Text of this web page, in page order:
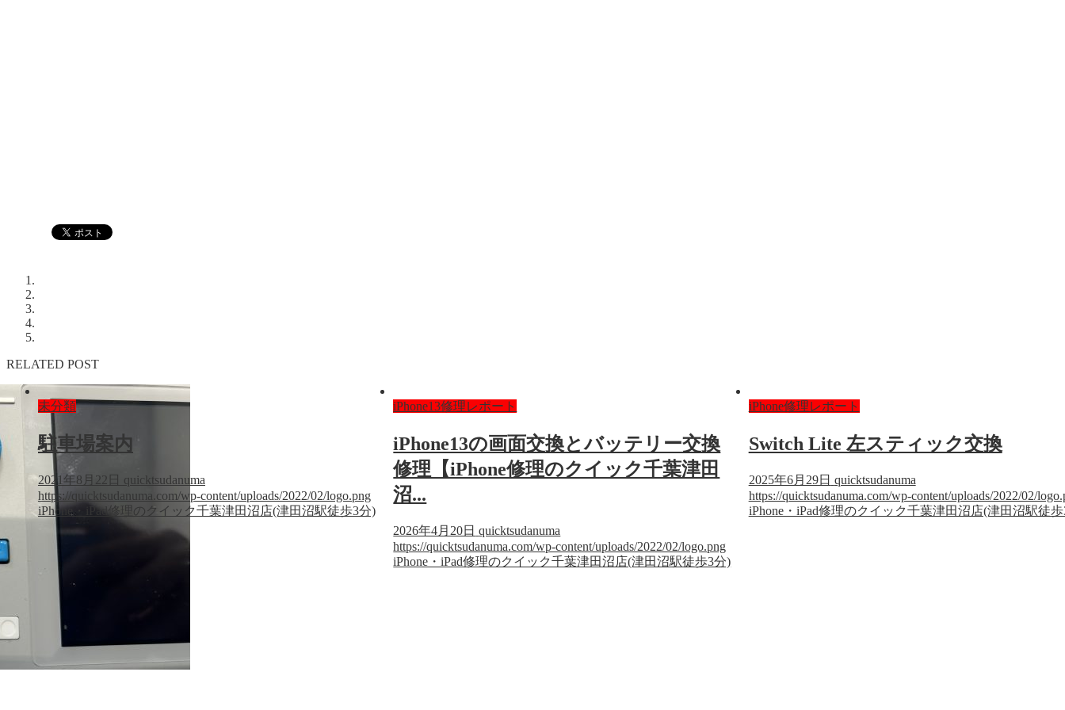
RELATED POST
未分類
駐車場案内
2021年8月22日
quicktsudanuma
https://quicktsudanuma.com/wp-content/uploads/2022/02/logo.png
iPhone・iPad修理のクイック千葉津田沼店(津田沼駅徒歩3分)
iPhone13修理レポート
iPhone13の画面交換とバッテリー交換
修理【iPhone修理のクイック千葉津田
沼...
2026年4月20日 quicktsudanuma
https://quicktsudanuma.com/wp-content/uploads/2022/02/logo.png
iPhone・iPad修理のクイック千葉津田沼店(津田沼駅徒歩3分)
iPhone修理レポート
Switch Lite 左スティック交換
2025年6月29日 quicktsudanuma
https://quicktsudanuma.com/wp-content/uploads/2022/02/
iPhone・iPad修理のクイック千葉津田沼店(津田沼駅徒